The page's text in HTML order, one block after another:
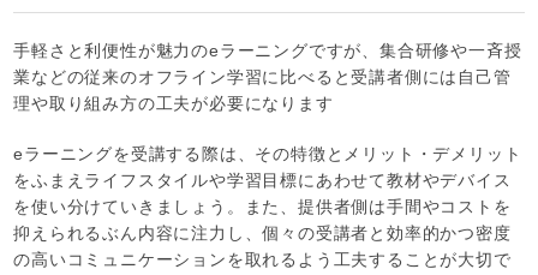
手軽さと利便性が魅力のeラーニングですが、集合研修や一斉授
業などの従来のオフライン学習に比べると受講者側には自己管
理や取り組み方の工夫が必要になります
eラーニングを受講する際は、その特徴とメリット・デメリット
をふまえライフスタイルや学習目標にあわせて教材やデバイス
を使い分けていきましょう。また、提供者側は手間やコストを
抑えられるぶん内容に注力し、個々の受講者と効率的かつ密度
の高いコミュニケーションを取れるよう工夫することが大切で